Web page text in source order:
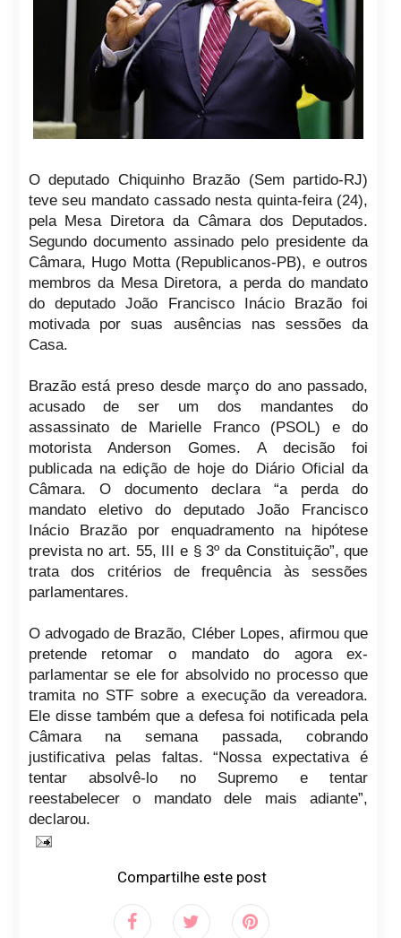
O deputado Chiquinho Brazão (Sem partido-RJ)
teve seu mandato cassado nesta quinta-feira (24),
pela Mesa Diretora da Câmara dos Deputados.
Segundo documento assinado pelo presidente da
Câmara, Hugo Motta (Republicanos-PB), e outros
membros da Mesa Diretora, a perda do mandato
do deputado João Francisco Inácio Brazão foi
motivada por suas ausências nas sessões da
Casa.
Brazão está preso desde março do ano passado,
acusado de ser um dos mandantes do
assassinato de Marielle Franco (PSOL) e do
motorista Anderson Gomes. A decisão foi
publicada na edição de hoje do Diário Oficial da
Câmara. O documento declara “a perda do
mandato eletivo do deputado João Francisco
Inácio Brazão por enquadramento na hipótese
prevista no art. 55, III e § 3º da Constituição”, que
trata dos critérios de frequência às sessões
parlamentares.
O advogado de Brazão, Cléber Lopes, afirmou que
pretende retomar o mandato do agora ex-
parlamentar se ele for absolvido no processo que
tramita no STF sobre a execução da vereadora.
Ele disse também que a defesa foi notificada pela
Câmara na semana passada, cobrando
justificativa pelas faltas. “Nossa expectativa é
tentar absolvê-lo no Supremo e tentar
reestabelecer o mandato dele mais adiante”,
declarou.
Compartilhe este post